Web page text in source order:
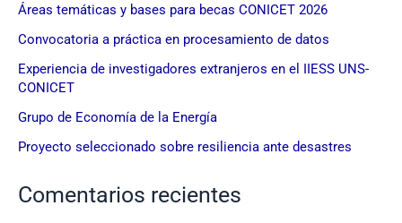
Áreas temáticas y bases para becas CONICET 2026
Convocatoria a práctica en procesamiento de datos
Experiencia de investigadores extranjeros en el IIESS UNS-
CONICET
Grupo de Economía de la Energía
Proyecto seleccionado sobre resiliencia ante desastres
Comentarios recientes